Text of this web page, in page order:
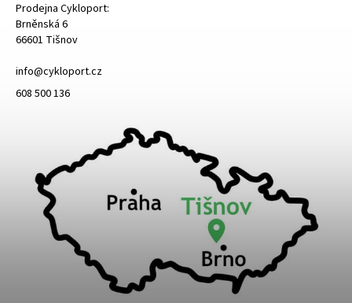
Prodejna Cykloport:
Brněnská 6
66601 Tišnov
info@cykloport.cz
608 500 136